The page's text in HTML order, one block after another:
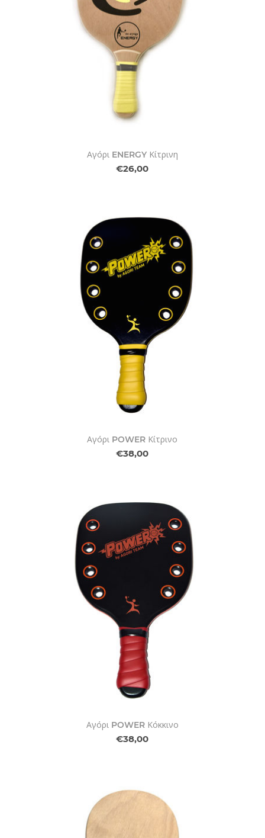
Αγόρι ENERGY Κίτρινη
€26,00
Αγόρι POWER Κίτρινο
€38,00
Αγόρι POWER Κόκκινο
€38,00